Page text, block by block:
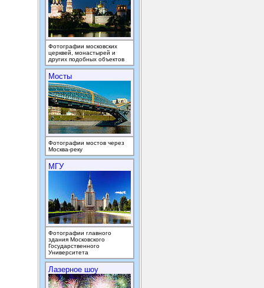
Фотографии московских
церквей, монастырей и
других подобных объектов
Мосты
Фотографии мостов через
Москва-реку
МГУ
Фотографии главного
здания Московского
Государственного
Университета
Лазерное шоу